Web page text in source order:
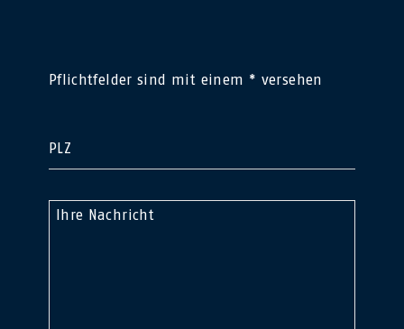
Pflichtfelder sind mit einem * versehen
PLZ
Ihre Nachricht